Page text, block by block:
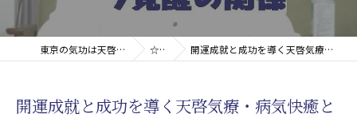
東京の気功は天啓気療院(天啓気功療法治療院) ☆コラム 開運成就と成功を導く天啓気療・病気快癒とクンダリニー・チャクラ覚醒の関係
開運成就と成功を導く天啓気療・病気快癒と